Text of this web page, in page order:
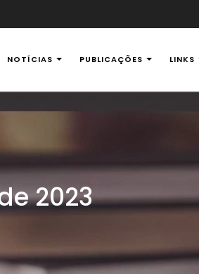
NOTÍCIAS PUBLICAÇÕES LINKS
2023